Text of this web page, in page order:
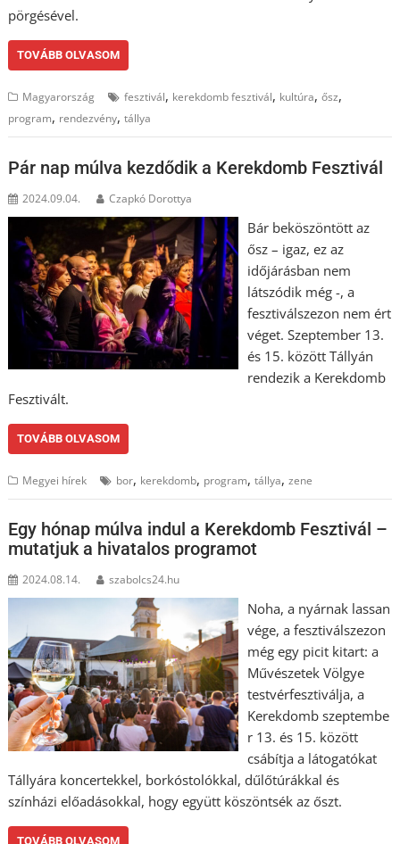
pörgésével.
TOVÁBB OLVASOM
Magyarország fesztivál, kerekdomb fesztivál, kultúra,ősz,
program, rendezvény,tállya
Pár nap múlva kezdődik a Kerekdomb Fesztivál
2024.09.04. Czapkó Dorottya
Bár beköszöntött az
ősz – igaz, ez az
időjárásban nem
látszódik még -, a
fesztiválszezon nem ért
véget. Szeptember 13.
és 15. között Tállyán
rendezik a Kerekdomb
Fesztivált.
TOVÁBB OLVASOM
Megyei hírek bor, kerekdomb, program,tállya,zene
Egy hónap múlva indul a Kerekdomb Fesztivál –
mutatjuk a hivatalos programot
2024.08.14. szabolcs24.hu
Noha, a nyárnak lassan
vége, a fesztiválszezon
még egy picit kitart: a
Művészetek Völgye
testvérfesztiválja, a
Kerekdomb szeptembe
r 13. és 15. között
csábítja a látogatókat
Tállyára koncertekkel, borkóstolókkal, dűlőtúrákkal és
színházi előadásokkal, hogy együtt köszöntsék az őszt.
TOVÁBB OLVASOM